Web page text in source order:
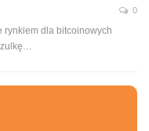
0
rynkiem dla bitcoinowych
…